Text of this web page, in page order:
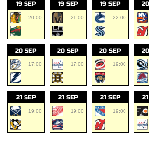
19 SEP
20:00
19 SEP
21:00
19 SEP
22:00
20 SEP
17:00
20 SEP
17:00
20 SEP
19:00
21 SEP
19:00
21 SEP
19:00
21 SEP
19:00